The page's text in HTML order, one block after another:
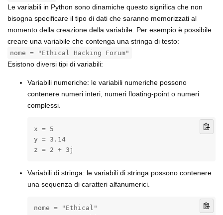
Le variabili in Python sono dinamiche questo significa che non
bisogna specificare il tipo di dati che saranno memorizzati al
momento della creazione della variabile. Per esempio è possibile
creare una variabile che contenga una stringa di testo:
nome = "Ethical Hacking Forum"
Esistono diversi tipi di variabili:
Variabili numeriche: le variabili numeriche possono
contenere numeri interi, numeri floating-point o numeri
complessi.
x = 5
y = 3.14
z = 2 + 3j
Variabili di stringa: le variabili di stringa possono contenere
una sequenza di caratteri alfanumerici.
nome = "Ethical"